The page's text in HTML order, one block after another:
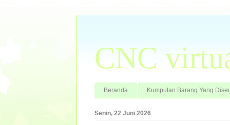
CNC
Beranda Kumpulan Barang Yang
Senin, 22 Juni 2026